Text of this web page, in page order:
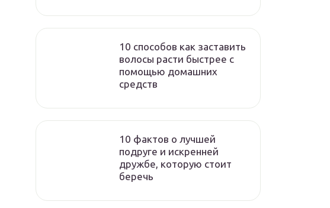
10 способов как заставить
волосы расти быстрее с
помощью домашних
средств
10 фактов о лучшей
подруге и искренней
дружбе, которую стоит
беречь